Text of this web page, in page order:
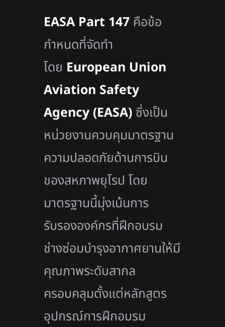
EASA Part 147 คือข้อ
กำหนดที่จัดทำ
โดย European Union
Aviation Safety
Agency (EASA) ซึ่งเป็น
หน่วยงานควบคุมมาตรฐาน
ความปลอดภัยด้านการบิน
ของสหภาพยุโรป โดย
มาตรฐานนี้มุ่งเน้นการ
รับรององค์กรที่ฝึกอบรม
ช่างซ่อมบำรุงอากาศยานให้มี
คุณภาพระดับสากล
ครอบคลุมตั้งแต่หลักสูตร
อุปกรณ์การฝึกอบรม